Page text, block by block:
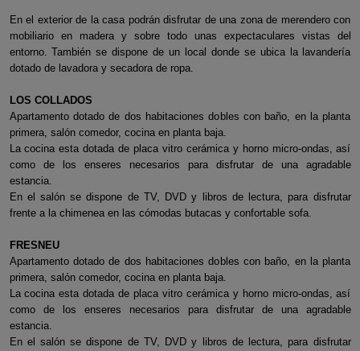
En el exterior de la casa podrán disfrutar de una zona de merendero con
mobiliario en madera y sobre todo unas expectaculares vistas del
entorno. También se dispone de un local donde se ubica la lavandería
dotado de lavadora y secadora de ropa.
LOS COLLADOS
Apartamento dotado de dos habitaciones dobles con baño, en la planta
primera, salón comedor, cocina en planta baja.
La cocina esta dotada de placa vitro cerámica y horno micro-ondas, así
como de los enseres necesarios para disfrutar de una agradable
estancia.
En el salón se dispone de TV, DVD y libros de lectura, para disfrutar
frente a la chimenea en las cómodas butacas y confortable sofa.
FRESNEU
Apartamento dotado de dos habitaciones dobles con baño, en la planta
primera, salón comedor, cocina en planta baja.
La cocina esta dotada de placa vitro cerámica y horno micro-ondas, así
como de los enseres necesarios para disfrutar de una agradable
estancia.
En el salón se dispone de TV, DVD y libros de lectura, para disfrutar